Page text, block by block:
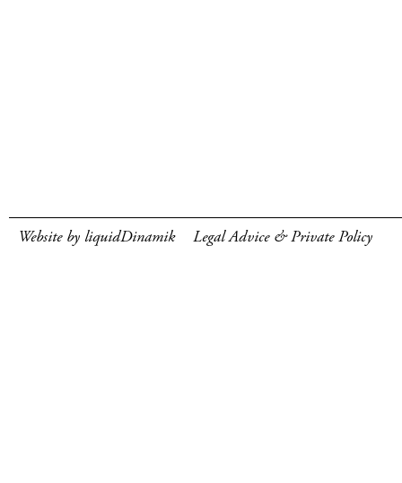
Website by liquidDinamik Legal Advice & Private Policy